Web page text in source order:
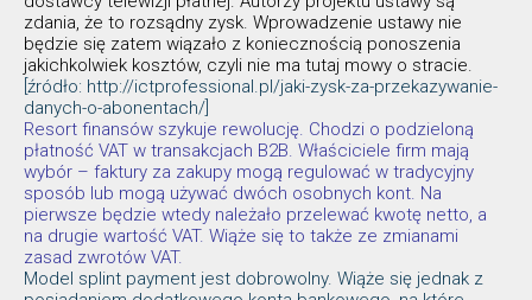
zdania, że to rozsądny zysk. Wprowadzenie ustawy nie
będzie się zatem wiązało z koniecznością ponoszenia
jakichkolwiek kosztów, czyli nie ma tutaj mowy o stracie.
[źródło: http://ictprofessional.pl/jaki-zysk-za-przekazywanie-
danych-o-abonentach/]
Resort finansów szykuje rewolucję. Chodzi o podzieloną
płatność VAT w transakcjach B2B. Właściciele firm mają
wybór – faktury za zakupy mogą regulować w tradycyjny
sposób lub mogą używać dwóch osobnych kont. Na
pierwsze będzie wtedy należało przelewać kwotę netto, a
na drugie wartość VAT. Wiąże się to także ze zmianami
zasad zwrotów VAT.
Model splint payment jest dobrowolny. Wiąże się jednak z